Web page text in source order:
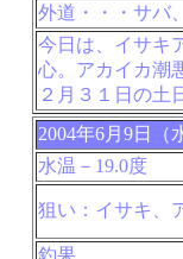
外道・・・サバ
今日は、イサキ
心。アカイカ潮
２月３１日の土
2004年6月9日
水温－19.0度
狙い：イサキ、
釣果